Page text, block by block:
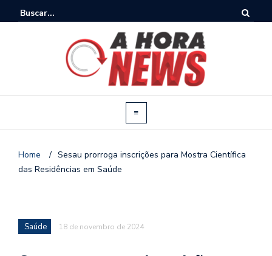
Home / Sesau prorroga inscrições para Mostra Científica
das Residências em Saúde
Saúde 18 de novembro de 2024